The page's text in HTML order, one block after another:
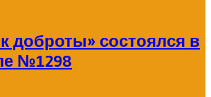
доброты» состоялся в
№1298